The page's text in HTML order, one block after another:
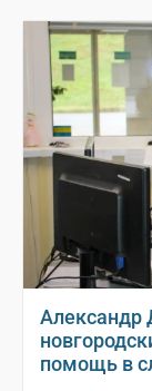
Александр
помощь в